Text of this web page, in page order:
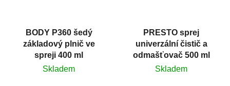
BODY P360 šedý
základový plnič ve
spreji 400 ml
Skladem
PRESTO sprej
univerzální čistič a
odmašťovač 500 ml
Skladem